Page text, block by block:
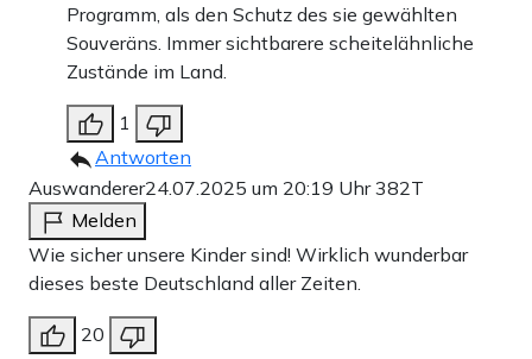
Programm, als den Schutz des sie gewählten
Souveräns. Immer sichtbarere scheitelähnliche
Zustände im Land.
1
Antworten
Auswanderer24.07.2025 um 20:19 Uhr382T
Melden
Wie sicher unsere Kinder sind! Wirklich wunderbar
dieses beste Deutschland aller Zeiten.
20